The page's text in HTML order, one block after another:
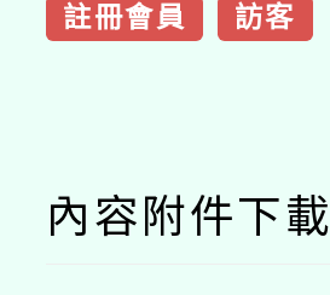
註冊會員 訪客
內容附件下載